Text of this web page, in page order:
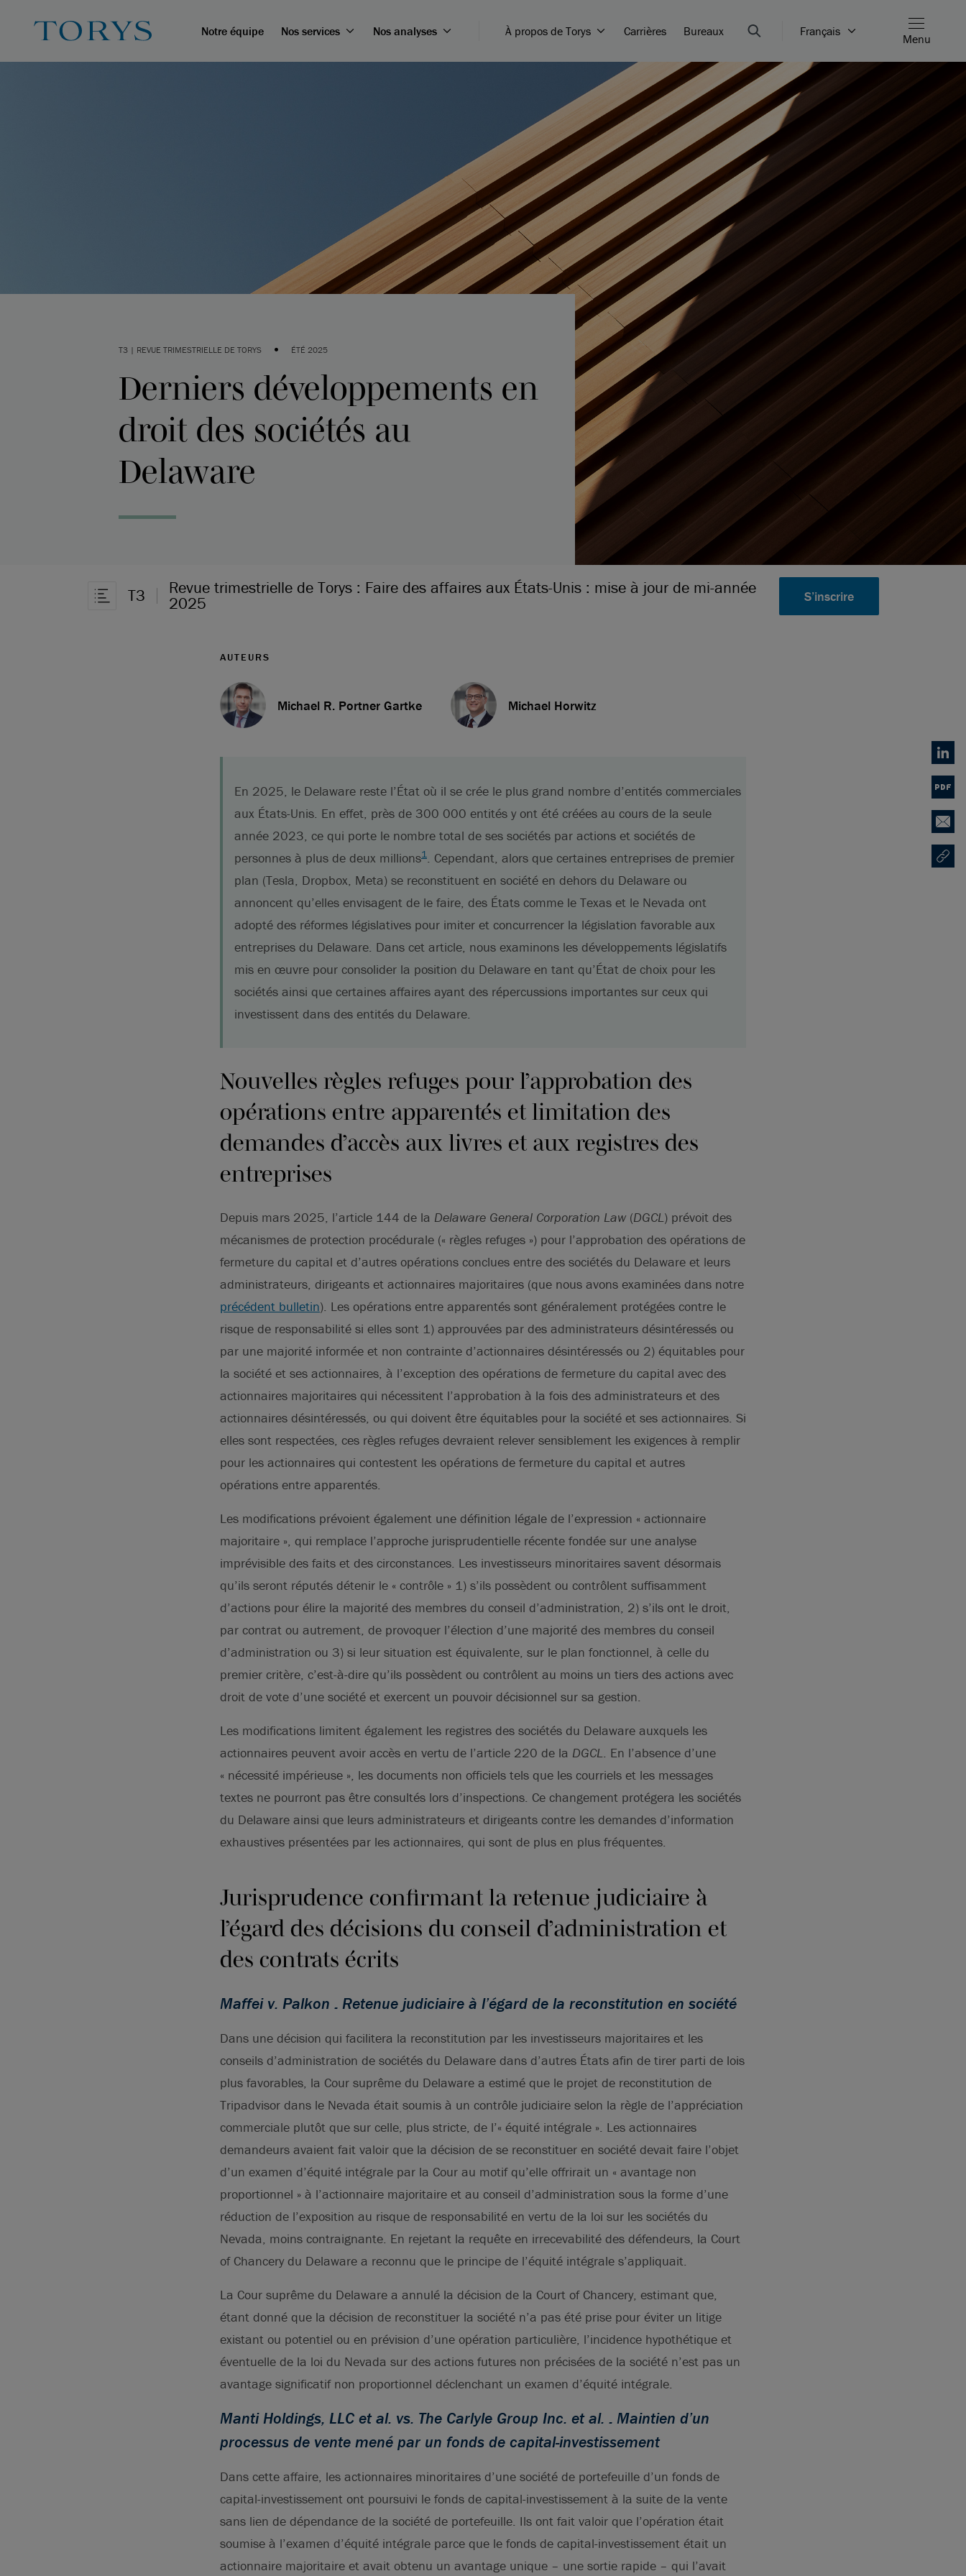
Notre équipe Nos services Nos analyses À propos de Torys Carrières Bureaux Français
Menu
T3 | REVUE TRIMESTRIELLE DE TORYS • ÉTÉ 2025
Derniers développements en
droit des sociétés au
Delaware
Ouvrir la navigation dans l’article
T3
Revue trimestrielle de Torys : Faire des affaires aux États-Unis : mise à jour de mi-année
2025
S’inscrire
AUTEURS
Michael R. Portner Gartke Michael Horwitz
En 2025, le Delaware reste l’État où il se crée le plus grand nombre d’entités commerciales
aux États-Unis. En effet, près de 300 000 entités y ont été créées au cours de la seule
année 2023, ce qui porte le nombre total de ses sociétés par actions et sociétés de
personnes à plus de deux millions1. Cependant, alors que certaines entreprises de premier
plan (Tesla, Dropbox, Meta) se reconstituent en société en dehors du Delaware ou
annoncent qu’elles envisagent de le faire, des États comme le Texas et le Nevada ont
adopté des réformes législatives pour imiter et concurrencer la législation favorable aux
entreprises du Delaware. Dans cet article, nous examinons les développements législatifs
mis en œuvre pour consolider la position du Delaware en tant qu’État de choix pour les
sociétés ainsi que certaines affaires ayant des répercussions importantes sur ceux qui
investissent dans des entités du Delaware.
Nouvelles règles refuges pour l’approbation des
opérations entre apparentés et limitation des
demandes d’accès aux livres et aux registres des
entreprises
Depuis mars 2025, l’article 144 de la Delaware General Corporation Law (DGCL) prévoit des
mécanismes de protection procédurale (« règles refuges ») pour l’approbation des opérations de
fermeture du capital et d’autres opérations conclues entre des sociétés du Delaware et leurs
administrateurs, dirigeants et actionnaires majoritaires (que nous avons examinées dans notre
précédent bulletin). Les opérations entre apparentés sont généralement protégées contre le
risque de responsabilité si elles sont 1) approuvées par des administrateurs désintéressés ou
par une majorité informée et non contrainte d’actionnaires désintéressés ou 2) équitables pour
la société et ses actionnaires, à l’exception des opérations de fermeture du capital avec des
actionnaires majoritaires qui nécessitent l’approbation à la fois des administrateurs et des
actionnaires désintéressés, ou qui doivent être équitables pour la société et ses actionnaires. Si
elles sont respectées, ces règles refuges devraient relever sensiblement les exigences à remplir
pour les actionnaires qui contestent les opérations de fermeture du capital et autres
opérations entre apparentés.
Les modifications prévoient également une définition légale de l’expression « actionnaire
majoritaire », qui remplace l’approche jurisprudentielle récente fondée sur une analyse
imprévisible des faits et des circonstances. Les investisseurs minoritaires savent désormais
qu’ils seront réputés détenir le « contrôle » 1) s’ils possèdent ou contrôlent suffisamment
d’actions pour élire la majorité des membres du conseil d’administration, 2) s’ils ont le droit,
par contrat ou autrement, de provoquer l’élection d’une majorité des membres du conseil
d’administration ou 3) si leur situation est équivalente, sur le plan fonctionnel, à celle du
premier critère, c’est-à-dire qu’ils possèdent ou contrôlent au moins un tiers des actions avec
droit de vote d’une société et exercent un pouvoir décisionnel sur sa gestion.
Les modifications limitent également les registres des sociétés du Delaware auxquels les
actionnaires peuvent avoir accès en vertu de l’article 220 de la DGCL. En l’absence d’une
« nécessité impérieuse », les documents non officiels tels que les courriels et les messages
textes ne pourront pas être consultés lors d’inspections. Ce changement protégera les sociétés
du Delaware ainsi que leurs administrateurs et dirigeants contre les demandes d’information
exhaustives présentées par les actionnaires, qui sont de plus en plus fréquentes.
Jurisprudence confirmant la retenue judiciaire à
l’égard des décisions du conseil d’administration et
des contrats écrits
Maffei v. Palkon : Retenue judiciaire à l’égard de la reconstitution en société
Dans une décision qui facilitera la reconstitution par les investisseurs majoritaires et les
conseils d’administration de sociétés du Delaware dans d’autres États afin de tirer parti de lois
plus favorables, la Cour suprême du Delaware a estimé que le projet de reconstitution de
Tripadvisor dans le Nevada était soumis à un contrôle judiciaire selon la règle de l’appréciation
commerciale plutôt que sur celle, plus stricte, de l’« équité intégrale ». Les actionnaires
demandeurs avaient fait valoir que la décision de se reconstituer en société devait faire l’objet
d’un examen d’équité intégrale par la Cour au motif qu’elle offrirait un « avantage non
proportionnel » à l’actionnaire majoritaire et au conseil d’administration sous la forme d’une
réduction de l’exposition au risque de responsabilité en vertu de la loi sur les sociétés du
Nevada, moins contraignante. En rejetant la requête en irrecevabilité des défendeurs, la Court
of Chancery du Delaware a reconnu que le principe de l’équité intégrale s’appliquait.
La Cour suprême du Delaware a annulé la décision de la Court of Chancery, estimant que,
étant donné que la décision de reconstituer la société n’a pas été prise pour éviter un litige
existant ou potentiel ou en prévision d’une opération particulière, l’incidence hypothétique et
éventuelle de la loi du Nevada sur des actions futures non précisées de la société n’est pas un
avantage significatif non proportionnel déclenchant un examen d’équité intégrale.
Manti Holdings, LLC et al. vs. The Carlyle Group Inc. et al. : Maintien d’un
processus de vente mené par un fonds de capital-investissement
Dans cette affaire, les actionnaires minoritaires d’une société de portefeuille d’un fonds de
capital-investissement ont poursuivi le fonds de capital-investissement à la suite de la vente
sans lien de dépendance de la société de portefeuille. Ils ont fait valoir que l’opération était
soumise à l’examen d’équité intégrale parce que le fonds de capital-investissement était un
actionnaire majoritaire et avait obtenu un avantage unique – une sortie rapide – qui l’avait
PDF
Email
Copy